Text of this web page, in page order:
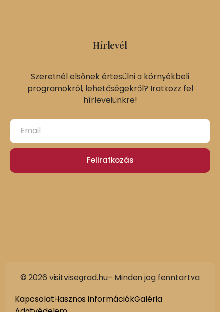
Hírlevél
Szeretnél elsőnek értesülni a környékbeli
programokról, lehetőségekről? Iratkozz fel
hírlevelünkre!
Feliratkozás
© 2026 visitvisegrad.hu– Minden jog fenntartva
KapcsolatHasznos információkGaléria